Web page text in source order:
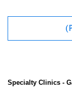
Specialty Clinics -